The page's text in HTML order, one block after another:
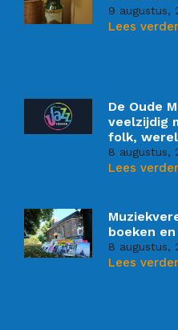
9 augustus,
Lees
De Oude
veelzijdig
folk,
8 augustus,
Lees
boeken
8 augustus,
Lees